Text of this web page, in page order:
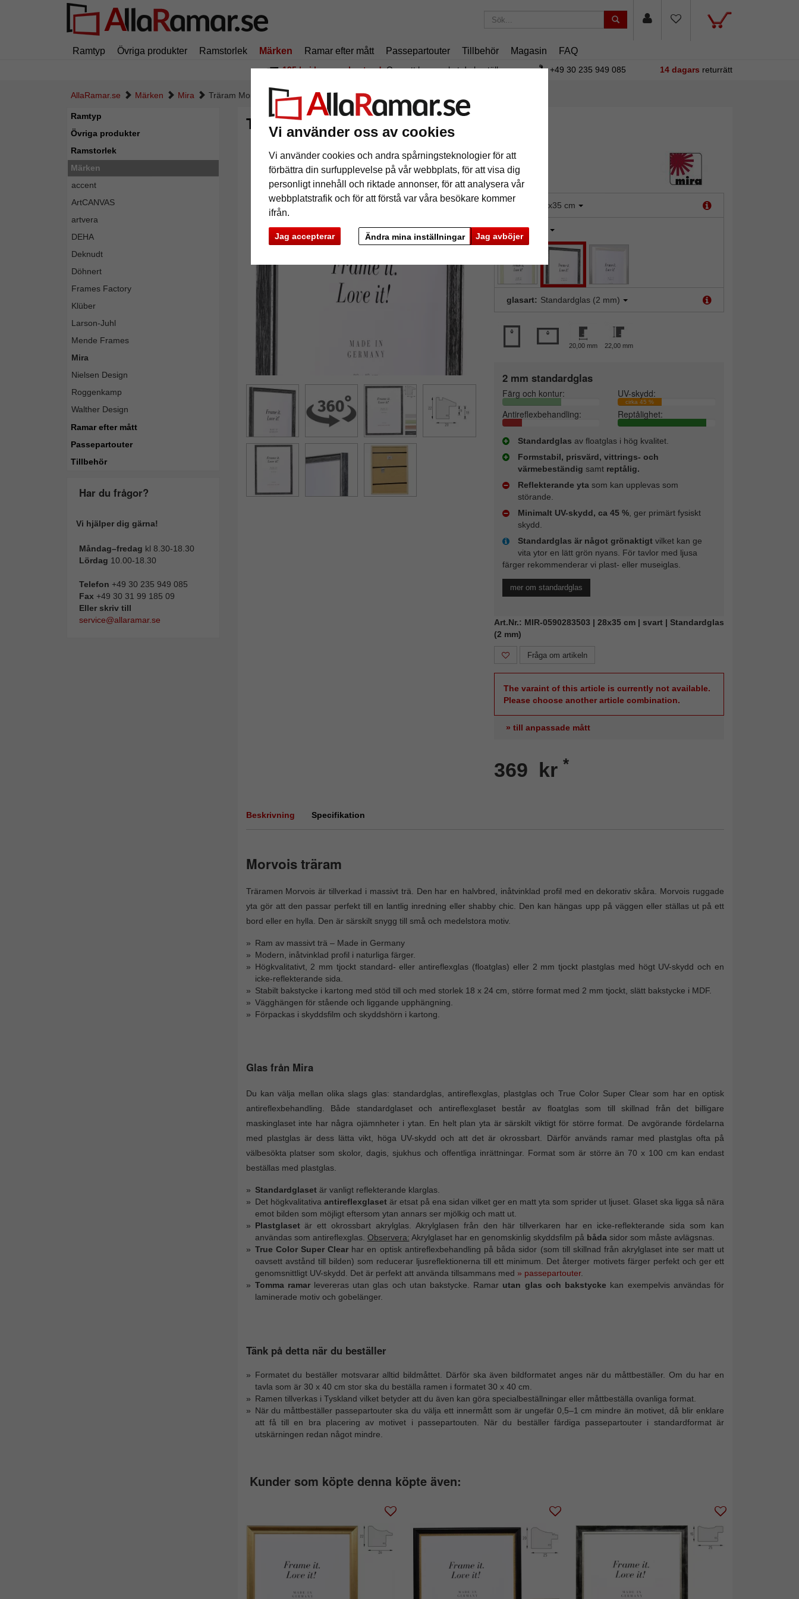
Vi använder oss av cookies
Vi använder cookies och andra spårningsteknologier för att
förbättra din surfupplevelse på vår webbplats, för att visa dig
personligt innehåll och riktade annonser, för att analysera vår
webbplatstrafik och för att förstå var våra besökare kommer
ifrån.
Jag accepterar Jag avböjer
Ändra mina inställningar
Ramtyp Övriga produkter Ramstorlek Märken Ramar efter mått Passepartouter Tillbehör Magasin FAQ
195 kri leveranskostnad.Oavsett hur mycket du beställer. +49 30 235 949 085 14 dagars returrätt
AllaRamar.se Märken Mira Träram Morvois
Ramtyp
Övriga produkter
Ramstorlek
Märken
accent
ArtCANVAS
artvera
DEHA
Deknudt
Döhnert
Frames Factory
Klüber
Larson-Juhl
Mende Frames
Mira
Nielsen Design
Roggenkamp
Walther Design
Ramar efter mått
Passepartouter
Tillbehör
Har du frågor?
Vi hjälper dig gärna!
Måndag–fredag kl 8.30-18.30
Lördag 10.00-18.30
Telefon +49 30 235 949 085
Fax +49 30 31 99 185 09
Eller skriv till
service@allaramar.se
Träram Morvois
Tillbaka Nästa
28x35 cm
färg: svart
glasart: Standardglas (2 mm)
20,00 mm 22,00 mm
2 mm standardglas
Färg och kontur: UV-skydd:
cirka 45 %
Antireflexbehandling: Reptålighet:
Standardglas av floatglas i hög kvalitet.
Formstabil, prisvärd, vittrings- och
värmebeständig samt reptålig.
Reflekterande yta som kan upplevas som
störande.
Minimalt UV-skydd, ca 45 %, ger primärt fysiskt
skydd.
Standardglas är något grönaktigtvilket kan ge
vita ytor en lätt grön nyans. För tavlor med ljusa
färger rekommenderar vi plast- eller museiglas.
mer om standardglas
Art.Nr.: MIR-0590283503 | 28x35 cm | svart | Standardglas
(2 mm)
Fråga om artikeln
The varaint of this article is currently not available.
Please choose another article combination.
» till anpassade mått
369 kr *
Beskrivning Specifikation
Morvois träram
Träramen Morvois är tillverkad i massivt trä. Den har en halvbred, inåtvinklad profil med en dekorativ skåra. Morvois ruggade
yta gör att den passar perfekt till en lantlig inredning eller shabby chic. Den kan hängas upp på väggen eller ställas ut på ett
bord eller en hylla. Den är särskilt snygg till små och medelstora motiv.
Ram av massivt trä – Made in Germany
Modern, inåtvinklad profil i naturliga färger.
Högkvalitativt, 2 mm tjockt standard- eller antireflexglas (floatglas) eller 2 mm tjockt plastglas med högt UV-skydd och en
icke-reflekterande sida.
Stabilt bakstycke i kartong med stöd till och med storlek 18 x 24 cm, större format med 2 mm tjockt, slätt bakstycke i MDF.
Vägghängen för stående och liggande upphängning.
Förpackas i skyddsfilm och skyddshörn i kartong.
Glas från Mira
Du kan välja mellan olika slags glas: standardglas, antireflexglas, plastglas och True Color Super Clear som har en optisk
antireflexbehandling. Både standardglaset och antireflexglaset består av floatglas som till skillnad från det billigare
maskinglaset inte har några ojämnheter i ytan. En helt plan yta är särskilt viktigt för större format. De avgörande fördelarna
med plastglas är dess lätta vikt, höga UV-skydd och att det är okrossbart. Därför används ramar med plastglas ofta på
välbesökta platser som skolor, dagis, sjukhus och offentliga inrättningar. Format som är större än 70 x 100 cm kan endast
beställas med plastglas.
Standardglasetär vanligt reflekterande klarglas.
Det högkvalitativa antireflexglasetär etsat på ena sidan vilket ger en matt yta som sprider ut ljuset. Glaset ska ligga så nära
emot bilden som möjligt eftersom ytan annars ser mjölkig och matt ut.
Plastglasetär ett okrossbart akrylglas. Akrylglasen från den här tillverkaren har en icke-reflekterande sida som kan
användas som antireflexglas. Observera: Akrylglaset har en genomskinlig skyddsfilm på bådasidor som måste avlägsnas.
True Color Super Clear har en optisk antireflexbehandling på båda sidor (som till skillnad från akrylglaset inte ser matt ut
oavsett avstånd till bilden) som reducerar ljusreflektionerna till ett minimum. Det återger motivets färger perfekt och ger ett
genomsnittligt UV-skydd. Det är perfekt att använda tillsammans med » passepartouter.
Tomma ramarlevereras utan glas och utan bakstycke. Ramar utan glas och bakstycke kan exempelvis användas för
laminerade motiv och gobelänger.
Tänk på detta när du beställer
Formatet du beställer motsvarar alltid bildmåttet. Därför ska även bildformatet anges när du måttbeställer. Om du har en
tavla som är 30 x 40 cm stor ska du beställa ramen i formatet 30 x 40 cm.
Ramen tillverkas i Tyskland vilket betyder att du även kan göra specialbeställningar eller måttbeställa ovanliga format.
När du måttbeställer passepartouter ska du välja ett innermått som är ungefär 0,5–1 cm mindre än motivet, då blir enklare
att få till en bra placering av motivet i passepartouten. När du beställer färdiga passepartouter i standardformat är
utskärningen redan något mindre.
Kunder som köpte denna köpte även: